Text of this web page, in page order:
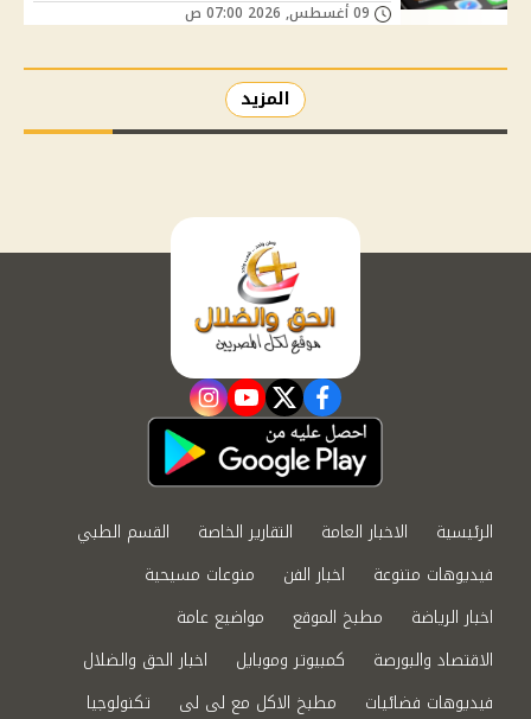
المزيد
facebook
twitter
youtube
instagram
الرئيسية الاخبار العامة التقارير الخاصة
القسم الطبي
فيديوهات متنوعة
اخبار الفن
منوعات مسيحية
اخبار الرياضة
مطبخ الموقع
مواضيع عامة
الاقتصاد والبورصة
كمبيوتر وموبايل
اخبار الحق والضلال
فيديوهات فضائيات
مطبخ الاكل مع لى لى تكنولوجيا